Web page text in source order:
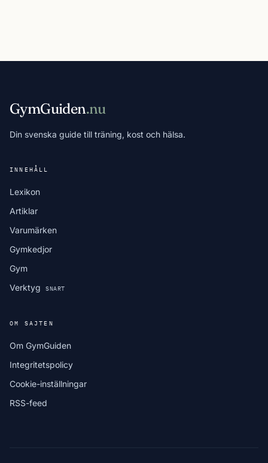
GymGuiden.nu
Din svenska guide till träning, kost och hälsa.
INNEHÅLL
Lexikon
Artiklar
Varumärken
Gymkedjor
Gym
Verktyg
SNART
OM SAJTEN
Om GymGuiden
Integritetspolicy
Cookie-inställningar
RSS-feed